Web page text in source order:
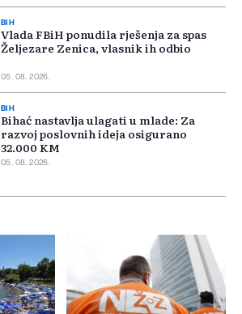
BIH
Vlada FBiH ponudila rješenja za spas
Željezare Zenica, vlasnik ih odbio
05. 08. 2026.
BIH
Bihać nastavlja ulagati u mlade: Za
razvoj poslovnih ideja osigurano
32.000 KM
05. 08. 2026.